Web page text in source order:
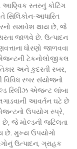
આણ્વિક સ્તરનું કોટિંગ
સિલિકોન-આધારિત
સમાવેશ થાય છે, જે
જાળવે છે. ઉત્પાદન
ધોરણો જાળવવા
ટેકનોલોજીકલ
અને કુદરતી રબર,
વિવિધ રબર સંયોજનો
રિલીઝ એજન્ટ લાંબા
આવર્તન ઘટે છે
ઉપયોગ સ્પ્રે,
છે, જે મોલ્ડની જટિલતા
છે. મુખ્ય ઉપયોગો
ઉત્પાદન, ગ્રાહક